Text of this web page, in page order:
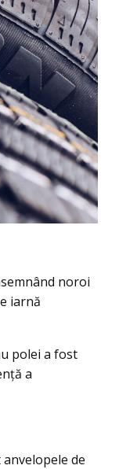
noroi
iarnă
polei a fost
a
de